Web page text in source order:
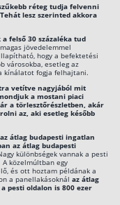
réteg tudja felvenni
lesz szerinted akkora
a felső 30 százaléka tud
jövedelemmel
hogy a befektetési
városokba, esetleg az
kínálatot fogja felhajtani.
vetítve nagyjából mit
a mostani piaci
a törlesztőrészletben, akár
az, aki esetleg később
átlag budapesti ingatlan
az átlag budapesti
különbségek vannak a pesti
közelmúltban egy
és ott hoztam példának a
a panellakásoknál az átlag
pesti oldalon is 800 ezer